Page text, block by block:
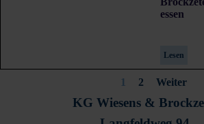
essen
Lesen
Aktuelle Seite:
1 Gehen Sie zu
2 Weiter
KG Wiesens &